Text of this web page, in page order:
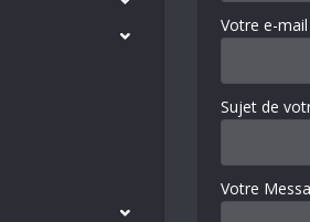
Votre e-
Sujet de
Votre